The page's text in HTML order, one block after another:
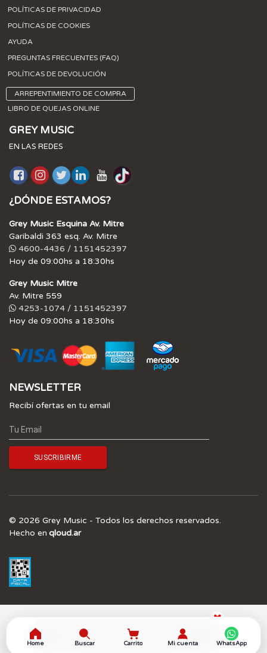
POLÍTICAS DE PRIVACIDAD
POLÍTICAS DE COOKIES
AYUDA
PREGUNTAS FRECUENTES (FAQ)
POLÍTICAS DE DEVOLUCIÓN
ARREPENTIMIENTO DE COMPRA
LIBRO DE QUEJAS ONLINE
GREY MUSIC
EN LAS REDES
¿DÓNDE ESTAMOS?
Grey Music Esquina Av. Mitre
Garibaldi 363 esq. Av. Mitre
4600-4436 / 1151452397
Hoy de 09:00hs a 18:30hs
Grey Music Mitre
Av. Mitre 559
4253-1074 / 1151452397
Hoy de 09:00hs a 18:30hs
NEWSLETTER
Recibí ofertas en tu email
© 2026 Grey Music - Todos los derechos reservados.
Hecho en qloud.ar
Home Buscar Carrito Mi cuenta
¡SUSCRIBITE A NUESTRO NEWSLETTER Y
OBTENÉ UN 5.0% OFF!